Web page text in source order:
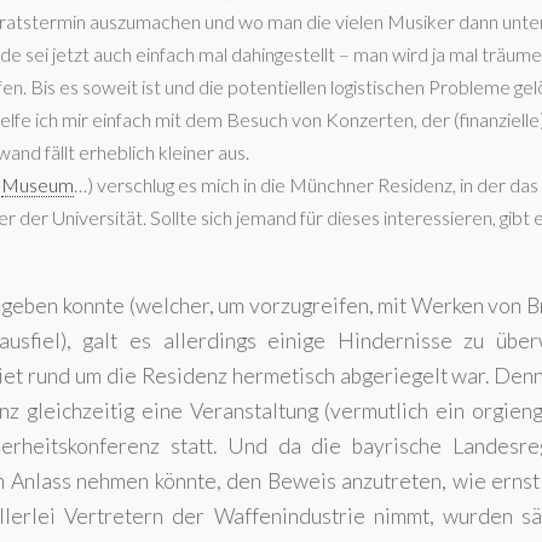
auszumachen und wo man die vielen Musiker dann
sei jetzt auch einfach mal dahingestellt – man wird ja mal
Bis es soweit ist und die potentiellen logistischen Probleme
ich mir einfach mit dem Besuch von Konzerten, der
fällt erheblich kleiner aus.
Museum…) verschlug es mich in die Münchner Residenz, in der
der Universität. Sollte sich jemand für dieses interessieren, gibt
konnte (welcher, um vorzugreifen, mit Werken von
galt es allerdings einige Hindernisse zu
rund um die Residenz hermetisch abgeriegelt war.
gleichzeitig eine Veranstaltung (vermutlich ein
statt. Und da die bayrische
nehmen könnte, den Beweis anzutreten, wie
Vertretern der Waffenindustrie nimmt, wurden